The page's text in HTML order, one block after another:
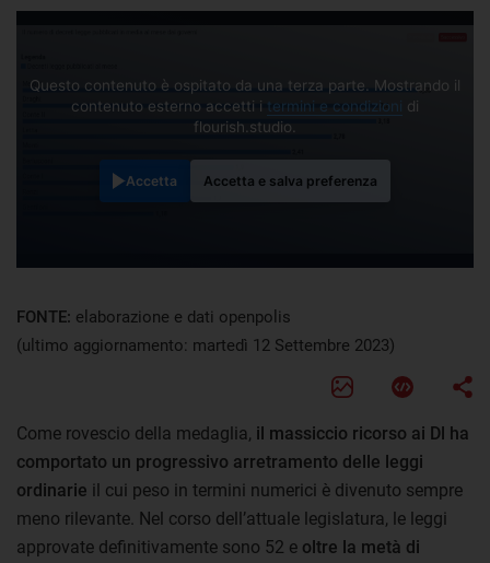
Questo contenuto è ospitato da una terza parte. Mostrando il
contenuto esterno accetti i termini e condizioni di
flourish.studio.
Accetta Accetta e salva preferenza
FONTE: elaborazione e dati openpolis
(ultimo aggiornamento: martedì 12 Settembre 2023)
Come rovescio della medaglia, il massiccio ricorso ai Dl ha
comportato un progressivo arretramento delle leggi
ordinarie il cui peso in termini numerici è divenuto sempre
meno rilevante. Nel corso dell’attuale legislatura, le leggi
approvate definitivamente sono 52 e oltre la metà di